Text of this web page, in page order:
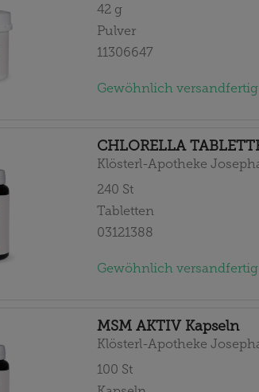
42 g
Pulver
11306647
Gewöhnlich
CHLORELLA
Klösterl-Apotheke
240 St
Tabletten
03121388
Gewöhnlich
MSM AKTIV Kapseln
Klösterl-Apotheke
100 St